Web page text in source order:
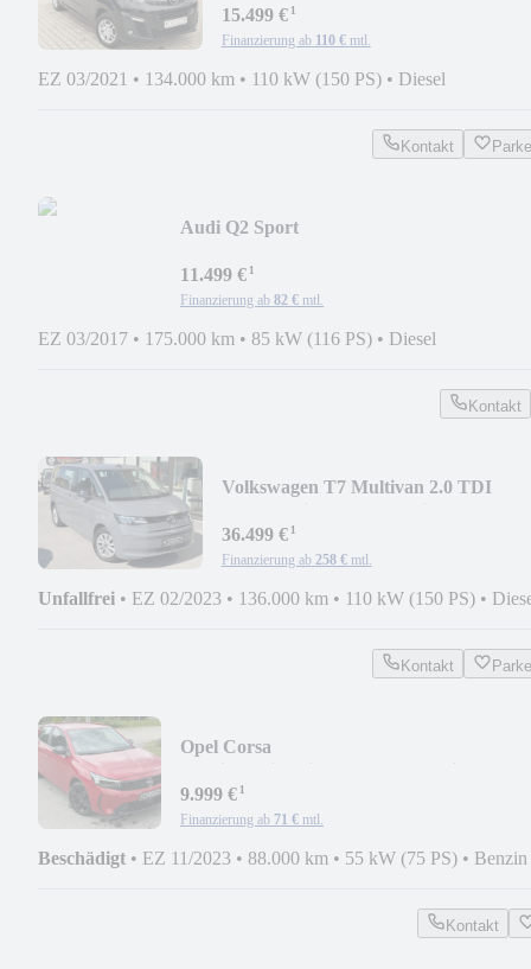
15.499 €¹
Finanzierung ab 110 € mtl.
EZ 03/2021 • 134.000 km • 110 kW (150 PS) • Diesel
Kontakt
Audi Q2 Sport
11.499 €¹
Finanzierung ab 82 € mtl.
EZ 03/2017 • 175.000 km • 85 kW (116 PS) • Diesel
Kontakt
Volkswagen T7 Multivan 2.0 TDI
36.499 €¹
Finanzierung ab 258 € mtl.
Unfallfrei • EZ 02/2023 • 136.000 km • 110 kW (150 PS) •
Kontakt
Opel Corsa
9.999 €¹
Finanzierung ab 71 € mtl.
Beschädigt • EZ 11/2023 • 88.000 km • 55 kW (75 PS) • Benzin
Kontakt